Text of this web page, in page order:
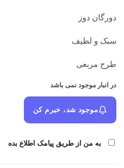
دورگان دوز
سبک و لطیف
طرح مربعی
در انبار موجود نمی باشد
موجود شد، خبرم کن
به من از طریق پیامک اطلاع بده